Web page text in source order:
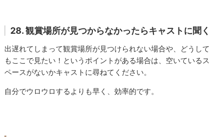
28. 観賞場所が見つからなかったらキャストに聞く
出遅れてしまって観賞場所が見つけられない場合や、どうして
もここで見たい！というポイントがある場合は、空いているス
ペースがないかキャストに尋ねてください。
自分でウロウロするよりも早く、効率的です。